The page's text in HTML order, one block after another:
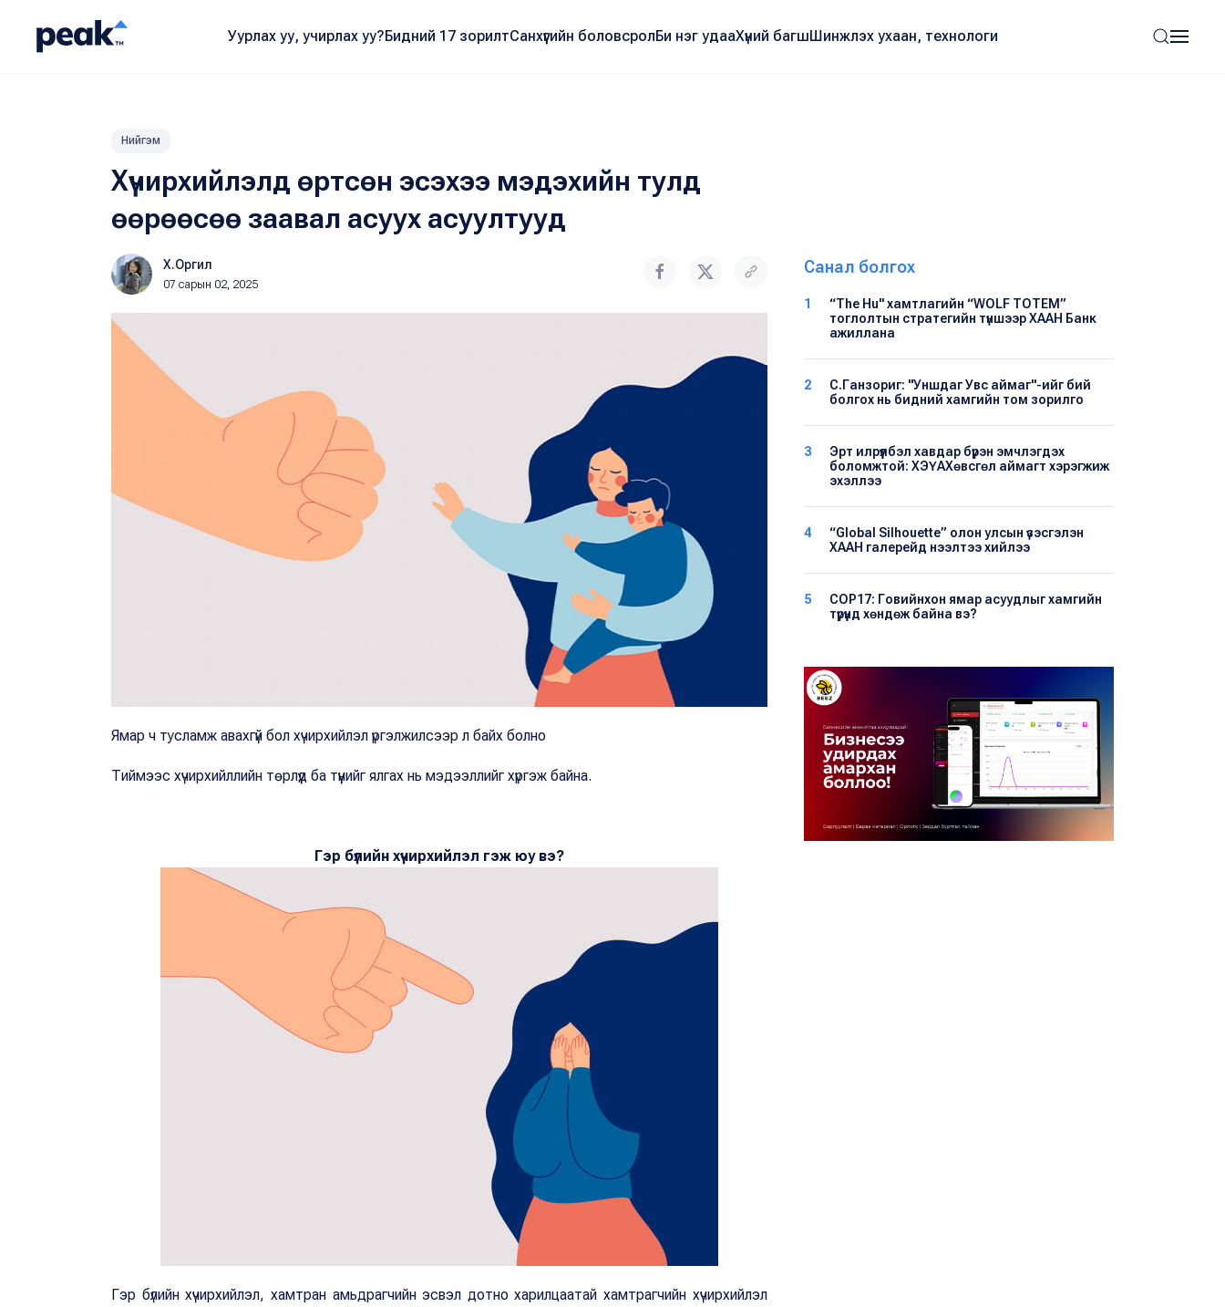
Уурлах уу, учирлах уу?Бидний 17 зорилтСанхүүгийн боловсролБи нэг удааХүний багшШинжлэх ухаан, технологи
Нийгэм
Хүчирхийлэлд өртсөн эсэхээ мэдэхийн тулд
өөрөөсөө заавал асуух асуултууд
Х.Оргил
07 сарын 02, 2025
Ямар ч тусламж авахгүй бол хүчирхийлэл үргэлжилсээр л байх болно
Тиймээс хүчирхийллийн төрлүүд ба түүнийг ялгах нь мэдээллийг хүргэж байна.
Гэр бүлийн хүчирхийлэл гэж юу вэ?
Гэр бүлийн хүчирхийлэл, хамтран амьдрагчийн эсвэл дотно харилцаатай хамтрагчийн хүчирхийлэл
Санал болгох
1
“The Hu" хамтлагийн “WOLF TOTEM”
тоглолтын стратегийн түншээр ХААН Банк
ажиллана
2
С.Ганзориг: "Уншдаг Увс аймаг"-ийг бий
болгох нь бидний хамгийн том зорилго
3
Эрт илрүүлбэл хавдар бүрэн эмчлэгдэх
боломжтой: ХЭҮА​Хөвсгөл аймагт хэрэгжиж
эхэллээ
4
“Global Silhouette” олон улсын үзэсгэлэн
ХААН галерейд нээлтээ хийлээ
5
COP17: Говийнхон ямар асуудлыг хамгийн
түрүүнд хөндөж байна вэ?